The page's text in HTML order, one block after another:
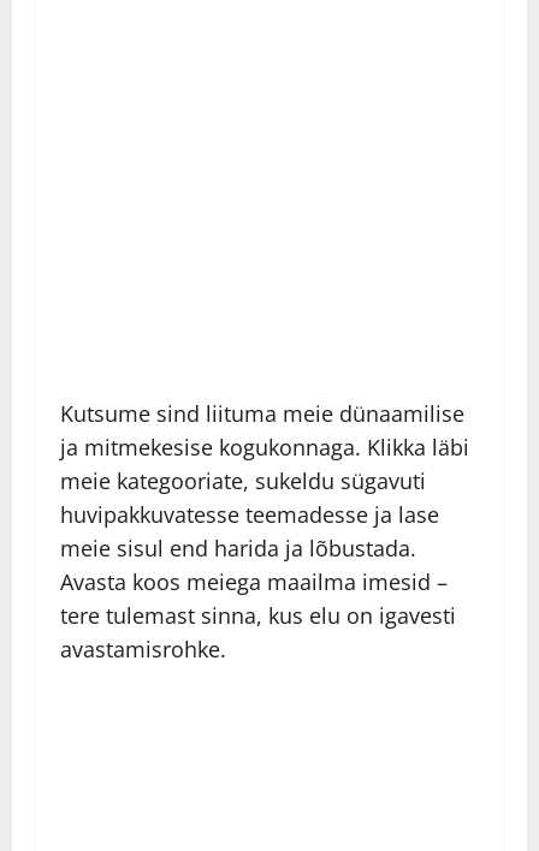
Kutsume sind liituma meie dünaamilise
ja mitmekesise kogukonnaga. Klikka läbi
meie kategooriate, sukeldu sügavuti
huvipakkuvatesse teemadesse ja lase
meie sisul end harida ja lõbustada.
Avasta koos meiega maailma imesid –
tere tulemast sinna, kus elu on igavesti
avastamisrohke.